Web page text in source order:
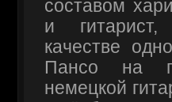
составом
и
качестве
Пансо на
немецкой